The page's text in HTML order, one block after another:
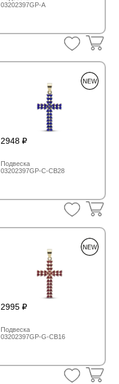
03202397GP-A
2948
Подвеска
03202397GP-C-CB28
2995
Подвеска
03202397GP-G-CB16